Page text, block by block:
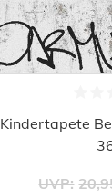
Kindertapete
UVP: